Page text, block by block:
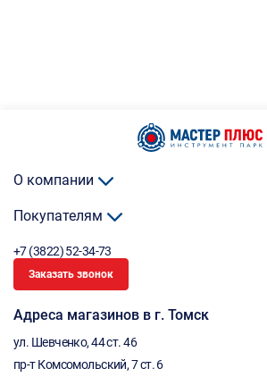
О компании
Покупателям
+7 (3822) 52-34-73
Заказать звонок
Адреса магазинов в г. Томск
ул. Шевченко, 44 ст. 46
пр-т Комсомольский, 7 ст. 6